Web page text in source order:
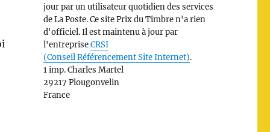
jour par un utilisateur quotidien des services
de La Poste. Ce site Prix du Timbre n'a rien
d'officiel. Il est maintenu à jour par
l'entrepriseCRSI
(Conseil Référencement Site Internet).
1 imp. Charles Martel
29217 Plougonvelin
France